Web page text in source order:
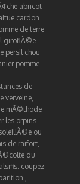
abricot
cardon
de terre
giroflÃ©e
persil chou
pomme
de
verveine,
mÃ©thode
les orpins
ou
de raifort,
du
: coupez
,